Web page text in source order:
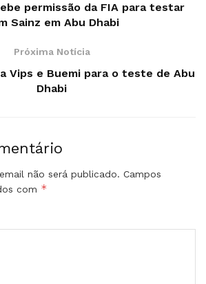
permissão da FIA para testar
Sainz em Abu Dhabi
Próxima Notícia
Vips e Buemi para o teste de Abu
Dhabi
não será publicado. Campos
com *